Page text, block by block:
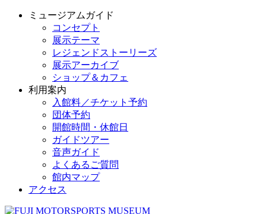
ミュージアムガイド
コンセプト
展示テーマ
レジェンドストーリーズ
展示アーカイブ
ショップ＆カフェ
利用案内
入館料／チケット予約
団体予約
開館時間・休館日
ガイドツアー
音声ガイド
よくあるご質問
館内マップ
アクセス